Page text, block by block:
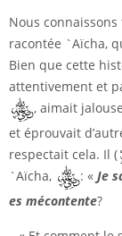
Nous
racontée `Aïcha,
Bien que cette
attentivement et
, aimait
et éprouvait
respectait cela. Il (
`Aïcha,
: « Je
es mécontente?